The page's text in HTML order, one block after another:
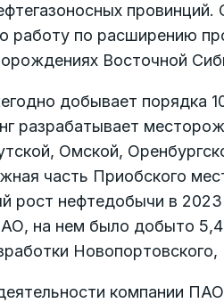
работу по расширению
Восточной
добывает порядка
разрабатывает
Омской,
часть Приобского
рост нефтедобычи в
на нем было добыто
компании